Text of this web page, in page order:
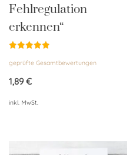
Fehlregulation
erkennen“
mit
von 5
geprüfte Gesamtbewertungen
1,89€
inkl. MwSt.